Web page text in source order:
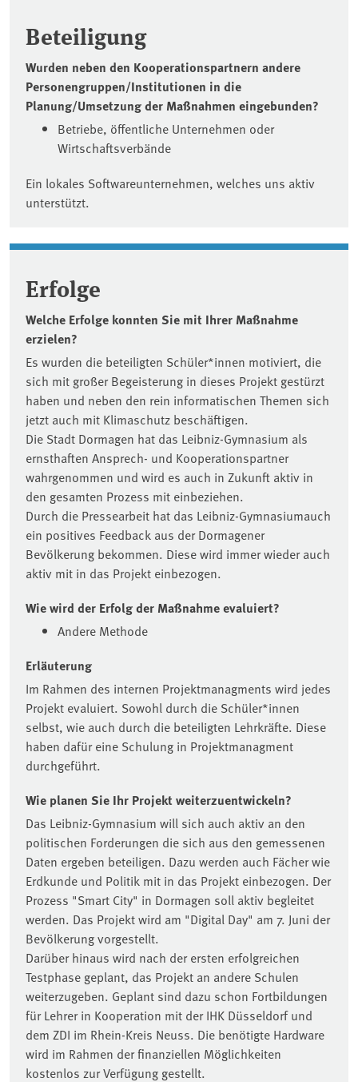
Beteiligung
Wurden neben den Kooperationspartnern andere
Personengruppen/Institutionen in die
Planung/Umsetzung der Maßnahmen eingebunden?
Betriebe, öffentliche Unternehmen oder
Wirtschaftsverbände
Ein lokales Softwareunternehmen, welches uns aktiv
unterstützt.
Erfolge
Welche Erfolge konnten Sie mit Ihrer Maßnahme
erzielen?
Es wurden die beteiligten Schüler*innen motiviert, die
sich mit großer Begeisterung in dieses Projekt gestürzt
haben und neben den rein informatischen Themen sich
jetzt auch mit Klimaschutz beschäftigen.
Die Stadt Dormagen hat das Leibniz-Gymnasium als
ernsthaften Ansprech- und Kooperationspartner
wahrgenommen und wird es auch in Zukunft aktiv in
den gesamten Prozess mit einbeziehen.
Durch die Pressearbeit hat das Leibniz-Gymnasiumauch
ein positives Feedback aus der Dormagener
Bevölkerung bekommen. Diese wird immer wieder auch
aktiv mit in das Projekt einbezogen.
Wie wird der Erfolg der Maßnahme evaluiert?
Andere Methode
Erläuterung
Im Rahmen des internen Projektmanagments wird jedes
Projekt evaluiert. Sowohl durch die Schüler*innen
selbst, wie auch durch die beteiligten Lehrkräfte. Diese
haben dafür eine Schulung in Projektmanagment
durchgeführt.
Wie planen Sie Ihr Projekt weiterzuentwickeln?
Das Leibniz-Gymnasium will sich auch aktiv an den
politischen Forderungen die sich aus den gemessenen
Daten ergeben beteiligen. Dazu werden auch Fächer wie
Erdkunde und Politik mit in das Projekt einbezogen. Der
Prozess "Smart City" in Dormagen soll aktiv begleitet
werden. Das Projekt wird am "Digital Day" am 7. Juni der
Bevölkerung vorgestellt.
Darüber hinaus wird nach der ersten erfolgreichen
Testphase geplant, das Projekt an andere Schulen
weiterzugeben. Geplant sind dazu schon Fortbildungen
für Lehrer in Kooperation mit der IHK Düsseldorf und
dem ZDI im Rhein-Kreis Neuss. Die benötigte Hardware
wird im Rahmen der finanziellen Möglichkeiten
kostenlos zur Verfügung gestellt.